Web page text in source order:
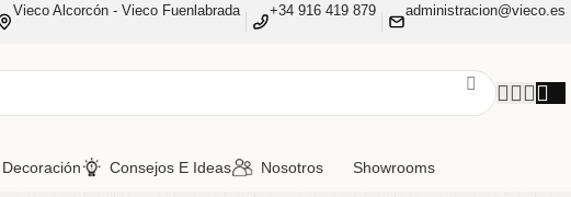
Vieco Alcorcón - Vieco Fuenlabrada +34 916 419 879 administracion@vieco.es
Decoración Consejos E Ideas Nosotros Showrooms